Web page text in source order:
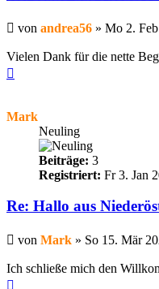
Beitrag
von andrea56 » Mo 2.
Vielen Dank für die nette
Mark
Neuling
Beiträge: 3
Registriert: Fr 3. Jan
Re: Hallo aus
Beitrag
von Mark » So 15. Mär
Ich schließe mich den